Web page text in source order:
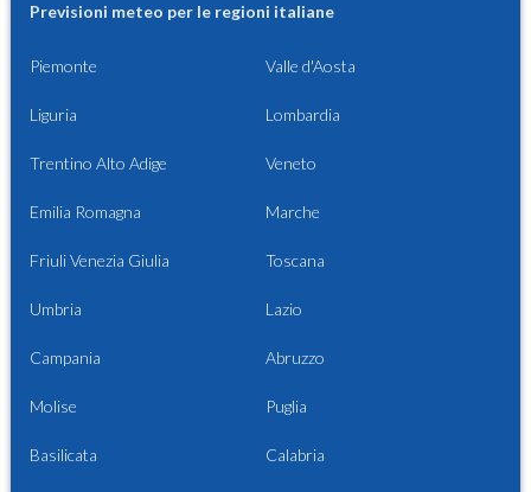
Previsioni meteo per le regioni italiane
Piemonte Valle d'Aosta
Liguria Lombardia
Trentino Alto Adige Veneto
Emilia Romagna Marche
Friuli Venezia Giulia Toscana
Umbria Lazio
Campania Abruzzo
Molise Puglia
Basilicata Calabria